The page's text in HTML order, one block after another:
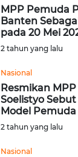
MPP Pemuda
Banten
pada 20 Mei
2 tahun yang lalu
Nasional
Resmikan
Soelistyo
Model Pemuda
2 tahun yang lalu
Nasional